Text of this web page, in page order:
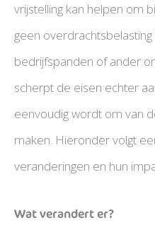
vrijstelling kan helpen om
geen
bedrijfspanden of ander
scherpt de eisen echter
eenvoudig wordt om van
maken. Hieronder volgt
veranderingen en hun
Wat verandert er?